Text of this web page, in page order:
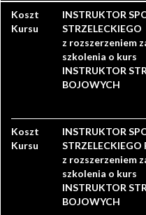
Koszt
Kursu
INSTRUKTOR
STRZELECKIEGO
z rozszerzeniem
szkolenia o kurs
INSTRUKTOR
BOJOWYCH
Koszt
Kursu
INSTRUKTOR
STRZELECKIEGO
z rozszerzeniem
szkolenia o kurs
INSTRUKTOR
BOJOWYCH